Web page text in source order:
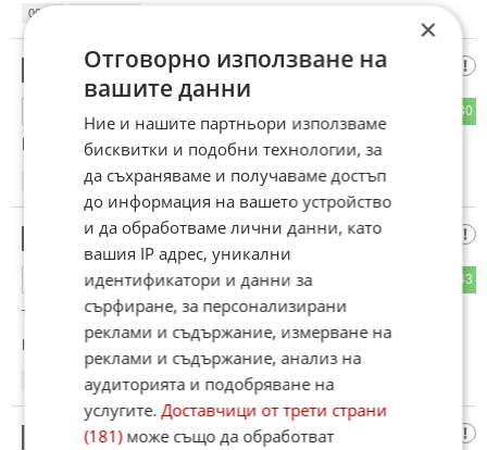
06:05
В Киев за три дни
30
Няма почивка за члмите от третия свят! Браво на В.В.П!!
13.06.2026
Пак
43
ОТГОВОР
това ще им излезе през носа на укрите !
Коментиран от
13.06.2026
Владимир Путин, президент
×
Отговорно използване на
вашите данни
Ние и нашите партньори използваме
бисквитки и подобни технологии, за
да съхраняваме и получаваме достъп
до информация на вашето устройство
и да обработваме лични данни, като
вашия IP адрес, уникални
идентификатори и данни за
сърфиране, за персонализирани
реклами и съдържание, измерване на
реклами и съдържание, анализ на
аудиторията и подобряване на
услугите.Доставчици от трети страни
(181)може също да обработват